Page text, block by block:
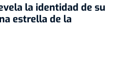
la identidad de su
estrella de la